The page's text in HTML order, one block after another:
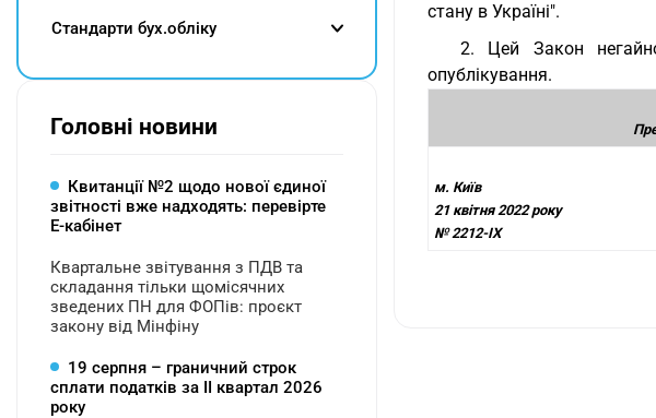
стану в Україні".
2. Цей Закон
опублікування.
м. Київ
21 квітня 2022 року
№ 2212-IX
Cтандарти бух.обліку
Головні новини
Квитанції №2 щодо нової єдиної
звітності вже надходять: перевірте
Е-кабінет
Квартальне звітування з ПДВ та
складання тільки щомісячних
зведених ПН для ФОПів: проєкт
закону від Мінфіну
19 серпня – граничний строк
сплати податків за ІI квартал 2026
року